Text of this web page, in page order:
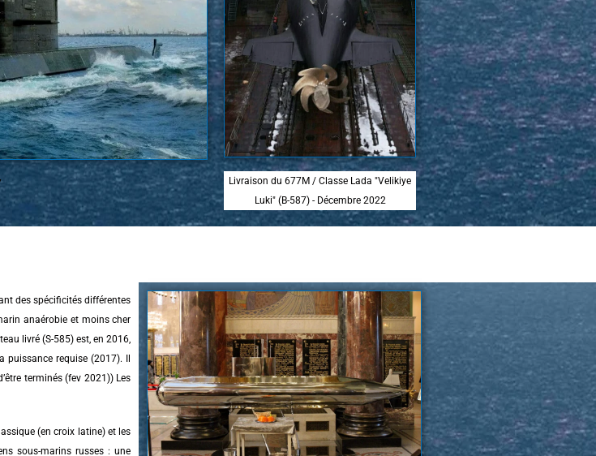
Livraison du 677M / Classe Lada "Velikiye
Luki" (B-587) - Décembre 2022
des spé­cificités différentes
anaérobie et moins cher
livré (S-585) est, en 2016,
puissance requise (2017). Il
terminés (fev 2021)) Les
(en croix latine) et les
sous-marins russes : une